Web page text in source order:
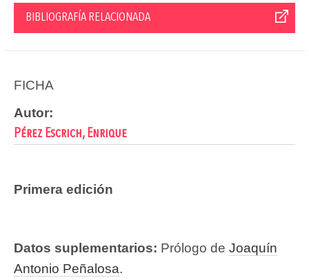
BIBLIOGRAFÍA RELACIONADA
FICHA
Autor:
Pérez Escrich, Enrique
Primera edición
Datos suplementarios: Prólogo de Joaquín
Antonio Peñalosa.